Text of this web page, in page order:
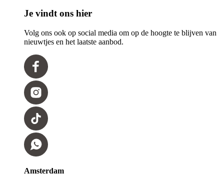
Je vindt ons hier
Volg ons ook op social media om op de hoogte te blijven van
nieuwtjes en het laatste aanbod.
Amsterdam